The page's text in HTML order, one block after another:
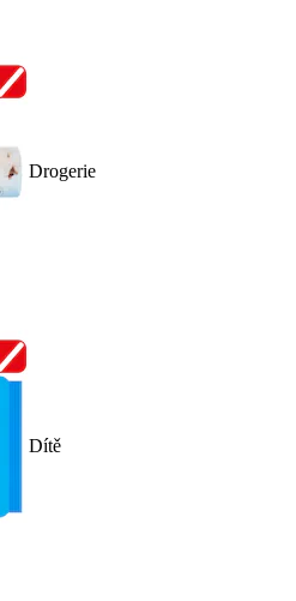
Drogerie
Dítě